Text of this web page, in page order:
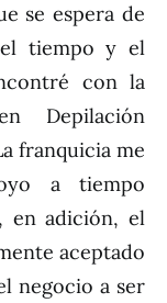
se espera de
tiempo y el
con la
Depilación
franquicia me
a tiempo
en adición, el
aceptado
negocio a ser